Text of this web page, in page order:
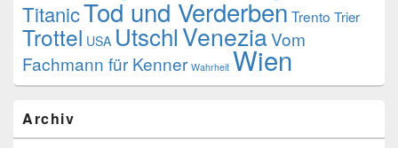
TitanicTod und Verderben Trento Trier
Trottel USA UtschlVeneziaVom
Fachmann für Kenner Wahrheit Wien
Archiv